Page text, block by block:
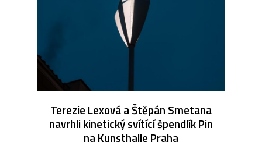
Terezie Lexová a Štěpán Smetana
navrhli kinetický svítící špendlík Pin
na Kunsthalle Praha